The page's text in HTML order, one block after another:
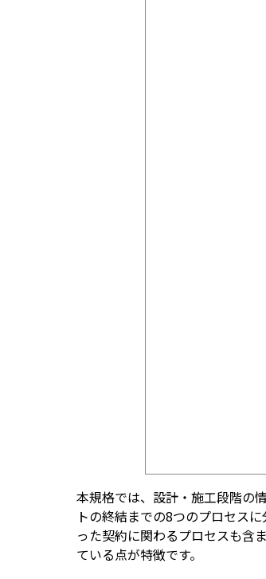
本規格では、設計・施工段階の
トの終結までの8つのプロセス
った契約に関わるプロセスも含
ている点が特徴です。